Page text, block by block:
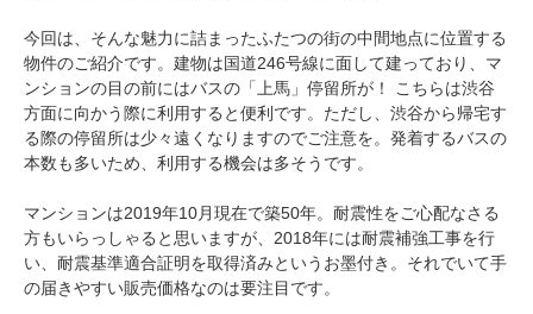
今回は、そんな魅力に詰まったふたつの街の中間地点に位置する
物件のご紹介です。建物は国道246号線に面して建っており、マ
ンションの目の前にはバスの「上馬」停留所が！ こちらは渋谷
方面に向かう際に利用すると便利です。ただし、渋谷から帰宅す
る際の停留所は少々遠くなりますのでご注意を。発着するバスの
本数も多いため、利用する機会は多そうです。
マンションは2019年10月現在で築50年。耐震性をご心配なさる
方もいらっしゃると思いますが、2018年には耐震補強工事を行
い、耐震基準適合証明を取得済みというお墨付き。それでいて手
の届きやすい販売価格なのは要注目です。